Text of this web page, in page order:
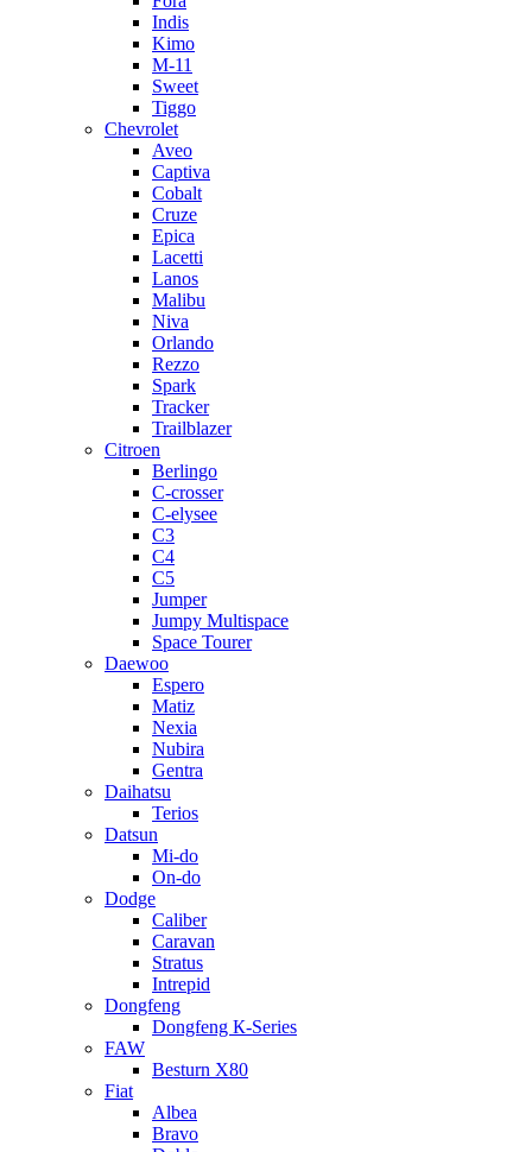
Indis
Kimo
M-11
Sweet
Tiggo
Chevrolet
Aveo
Captiva
Cobalt
Cruze
Epica
Lacetti
Lanos
Malibu
Niva
Orlando
Rezzo
Spark
Tracker
Trailblazer
Citroen
Berlingo
C-crosser
C-elysee
C3
C4
C5
Jumper
Jumpy Multispace
Space Tourer
Daewoo
Espero
Matiz
Nexia
Nubira
Gentra
Daihatsu
Terios
Datsun
Mi-do
On-do
Dodge
Caliber
Caravan
Stratus
Intrepid
Dongfeng
Dongfeng К-Series
FAW
Besturn Х80
Fiat
Albea
Bravo